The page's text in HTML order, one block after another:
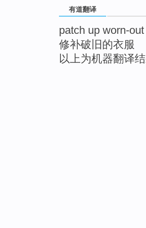
有道翻译
patch up worn-
修补破旧的衣服
以上为机器翻译